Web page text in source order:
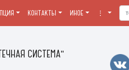
СИСТЕМА"
КОНТАКТЫ ИНОЕ ⋮